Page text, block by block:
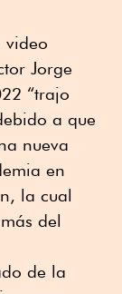
video
Jorge
“trajo
a que
nueva
en
la cual
del
de la